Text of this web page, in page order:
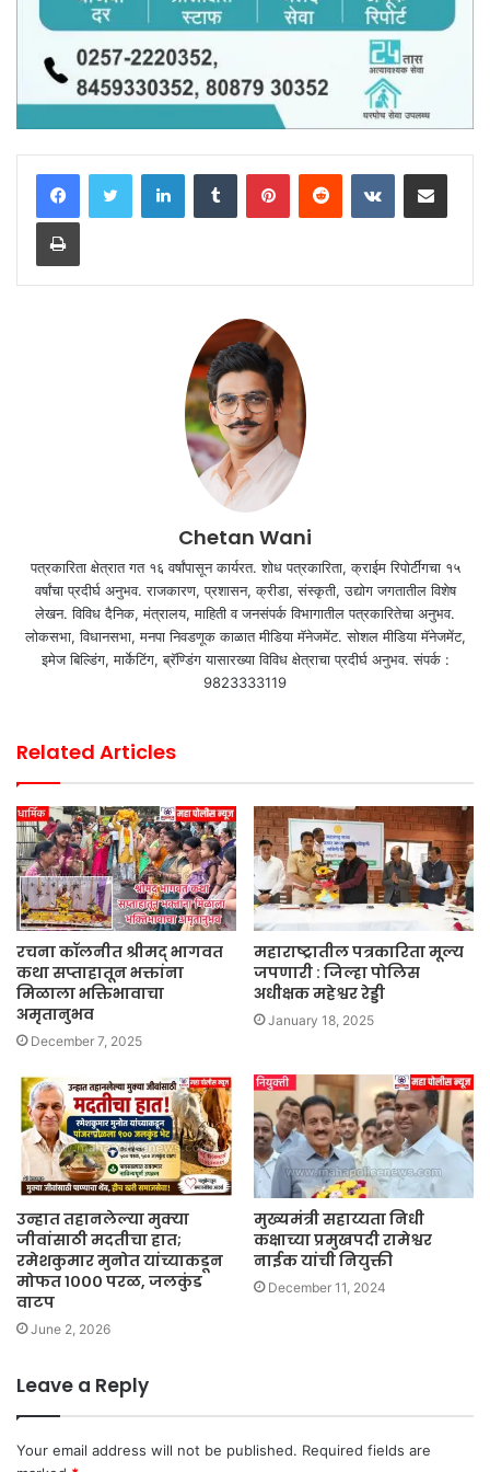
LinkedInTumblr PinterestReddit VKontakteShare via Email
Print
Chetan Wani
पत्रकारिता क्षेत्रात गत १६ वर्षांपासून कार्यरत. शोध पत्रकारिता, क्राईम रिपोर्टींगचा १५
वर्षांचा प्रदीर्घ अनुभव. राजकारण, प्रशासन, क्रीडा, संस्कृती, उद्योग जगतातील विशेष
लेखन. विविध दैनिक, मंत्रालय, माहिती व जनसंपर्क विभागातील पत्रकारितेचा अनुभव.
लोकसभा, विधानसभा, मनपा निवडणूक काळात मीडिया मॅनेजमेंट. सोशल मीडिया मॅनेजमेंट,
इमेज बिल्डिंग, मार्केटिंग, ब्रॅण्डिंग यासारख्या विविध क्षेत्राचा प्रदीर्घ अनुभव. संपर्क :
9823333119
Related Articles
रचना कॉलनीत श्रीमद् भागवत
कथा सप्ताहातून भक्तांना
मिळाला भक्तिभावाचा
अमृतानुभव
December 7, 2025
महाराष्ट्रातील पत्रकारिता मूल्य
जपणारी : जिल्हा पोलिस
अधीक्षक महेश्वर रेड्डी
January 18, 2025
उन्हात तहानलेल्या मुक्या
जीवांसाठी मदतीचा हात;
रमेशकुमार मुनोत यांच्याकडून
मोफत १००० परळ, जलकुंड
वाटप
June 2, 2026
मुख्यमंत्री सहाय्यता निधी
कक्षाच्या प्रमुखपदी रामेश्वर
नाईक यांची नियुक्ती
December 11, 2024
Leave a Reply
Your email address will not be published. Required fields are